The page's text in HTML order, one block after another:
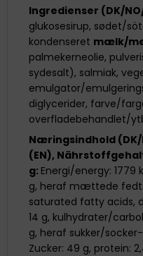
Ingredienser (DK/
glukosesirup, sødet/
kondenseret mælk/
palmekerneolie,
sydesalt), salmiak,
emulgator/
diglycerider, farve/
overfladebehandlet/
Næringsindhold (DK/
(EN),
g: Energi/energy:
g, heraf mættede
saturated fatty acids,
14 g, kulhydrater/
g, heraf sukker/
Zucker: 49 g, protein: